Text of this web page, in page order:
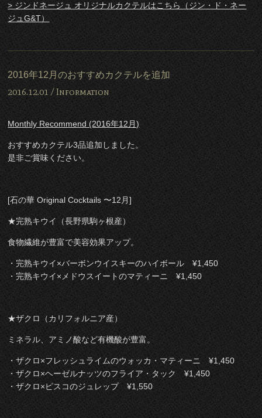
> ジンドネージュ オリジナルカクテルはこちら（ジン・ド・ネー
ジュG&T）
2016年12月のおすすめカクテルを追加
2016.12.01 /Information
Monthly Recommend (2016年12月)
おすすめカクテル3品追加しました。
是非ご賞味ください。
[石の華 Original Cocktails 〜12月]
★完熟キウイ（長野県駒ヶ根産）
食物繊維が豊富で美容効果アップ。
・完熟キウイ×バーボンウイスキーのハイボール ¥1,450
・完熟キウイ×メドウスイートのマティーニ ¥1,450
★ザクロ（カリフォルニア産）
ミネラル、アミノ酸など有機酸が豊富。
・ザクロ×フレッシュライムのウォッカ・マティーニ ¥1,450
・ザクロ×ヘーゼルナッツのフライア・タック ¥1,450
・ザクロ×ピスコのジュレップ ¥1,550